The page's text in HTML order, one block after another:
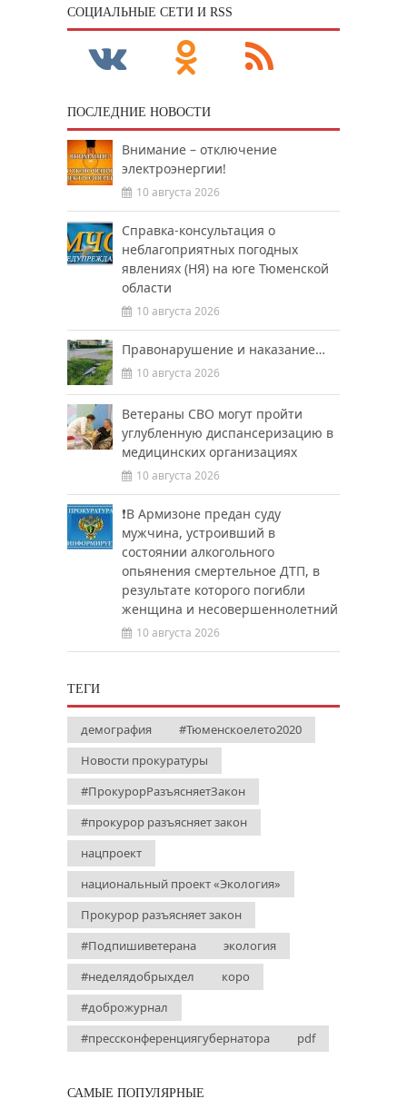
CОЦИАЛЬНЫЕ СЕТИ И RSS
ПОСЛЕДНИЕ НОВОСТИ
Внимание – отключение
электроэнергии!
10 августа 2026
Справка-консультация о
неблагоприятных погодных
явлениях (НЯ) на юге Тюменской
области
10 августа 2026
Правонарушение и наказание…
10 августа 2026
Ветераны СВО могут пройти
углубленную диспансеризацию в
медицинских организациях
10 августа 2026
❗️В Армизоне предан суду
мужчина, устроивший в
состоянии алкогольного
опьянения смертельное ДТП, в
результате которого погибли
женщина и несовершеннолетний
10 августа 2026
ТЕГИ
демография
#Тюменскоелето2020
Новости прокуратуры
#ПрокурорРазъясняетЗакон
#прокурор разъясняет закон
нацпроект
национальный проект «Экология»
Прокурор разъясняет закон
#Подпишиветерана
экология
#неделядобрыхдел
коро
#доброжурнал
#прессконференциягубернатора
pdf
САМЫЕ ПОПУЛЯРНЫЕ